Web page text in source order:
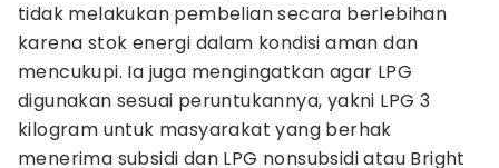
tidak melakukan pembelian secara berlebihan
karena stok energi dalam kondisi aman dan
mencukupi. Ia juga mengingatkan agar LPG
digunakan sesuai peruntukannya, yakni LPG 3
kilogram untuk masyarakat yang berhak
menerima subsidi dan LPG nonsubsidi atau Bright